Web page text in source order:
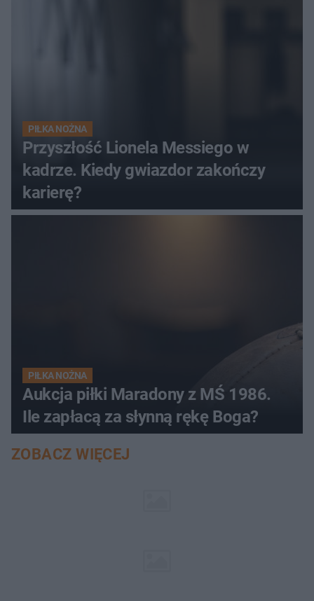
PIŁKA NOŻNA
Przyszłość Lionela Messiego w
kadrze. Kiedy gwiazdor zakończy
karierę?
PIŁKA NOŻNA
Aukcja piłki Maradony z MŚ 1986.
Ile zapłacą za słynną rękę Boga?
ZOBACZ WIĘCEJ